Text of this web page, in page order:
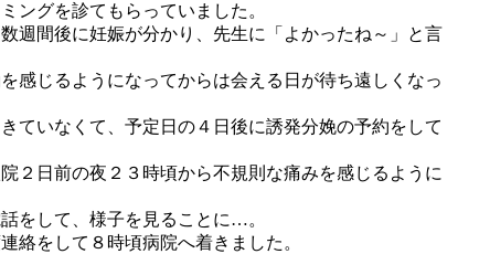
ングを診てもらっていました。
週間後に妊娠が分かり、先生に「よかったね～」と言
感じるようになってからは会える日が待ち遠しくなっ
ていなくて、予定日の４日後に誘発分娩の予約をして
２日前の夜２３時頃から不規則な痛みを感じるように
をして、様子を見ることに…。
絡をして８時頃病院へ着きました。